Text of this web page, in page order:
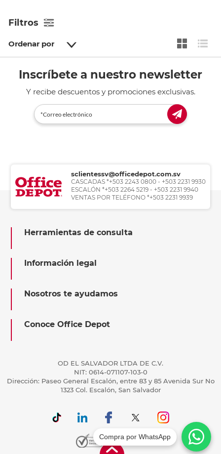
Filtros
Ordenar por
Inscríbete a nuestro newsletter
Y recibe descuentos y promociones exclusivas.
sclientessv@officedepot.com.sv
CASCADAS *+503 2243 0800 - +503 2231 9930
ESCALÓN *+503 2264 5219 - +503 2231 9940
VENTAS POR TELÉFONO *+503 2231 9939
Herramientas de consulta
Información legal
Nosotros te ayudamos
Conoce Office Depot
OD EL SALVADOR LTDA DE C.V.
NIT: 0614-071107-103-0
Dirección: Paseo General Escalón, entre 83 y 85 Avenida Sur No
1323 Col. Escalón, San Salvador
Compra por WhatsApp